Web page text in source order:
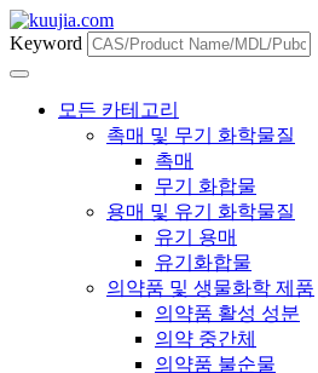
Keyword
모든 카테고리
촉매 및 무기 화학물질
촉매
무기 화합물
용매 및 유기 화학물질
유기 용매
유기화합물
의약품 및 생물화학 제품
의약품 활성 성분
의약 중간체
의약품 불순물